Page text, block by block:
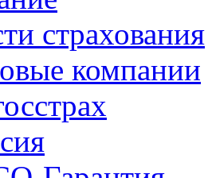
страхования
компании